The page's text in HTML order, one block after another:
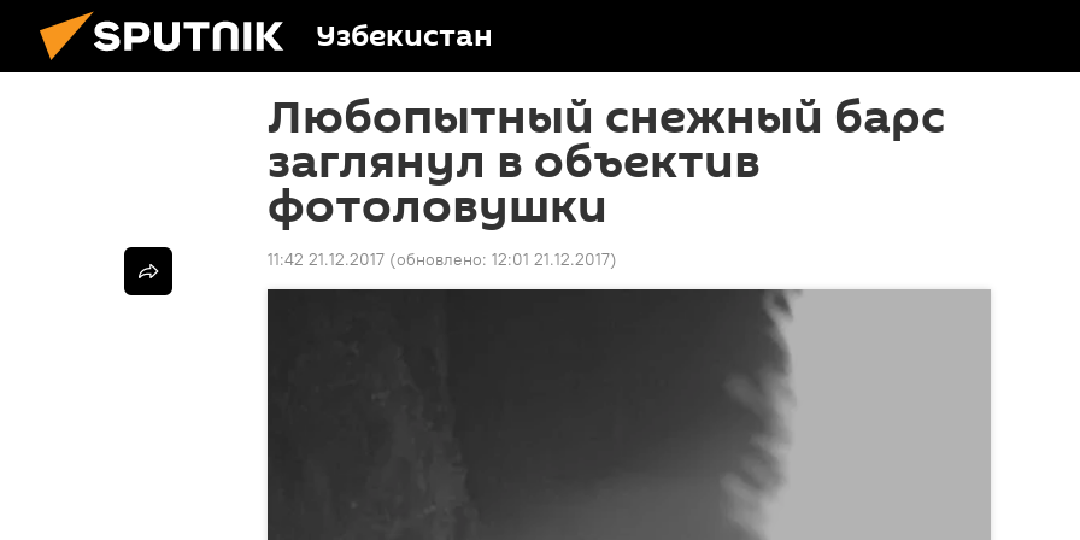
Узбекистан
Любопытный снежный барс
заглянул в объектив
фотоловушки
11:42 21.12.2017 (обновлено: 12:01 21.12.2017)